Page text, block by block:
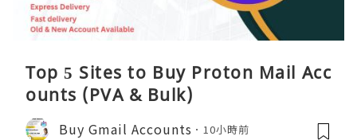
Top 5 Sites to Buy Proton Mail Acc
ounts (PVA & Bulk)
Buy Gmail Accounts 10小時前